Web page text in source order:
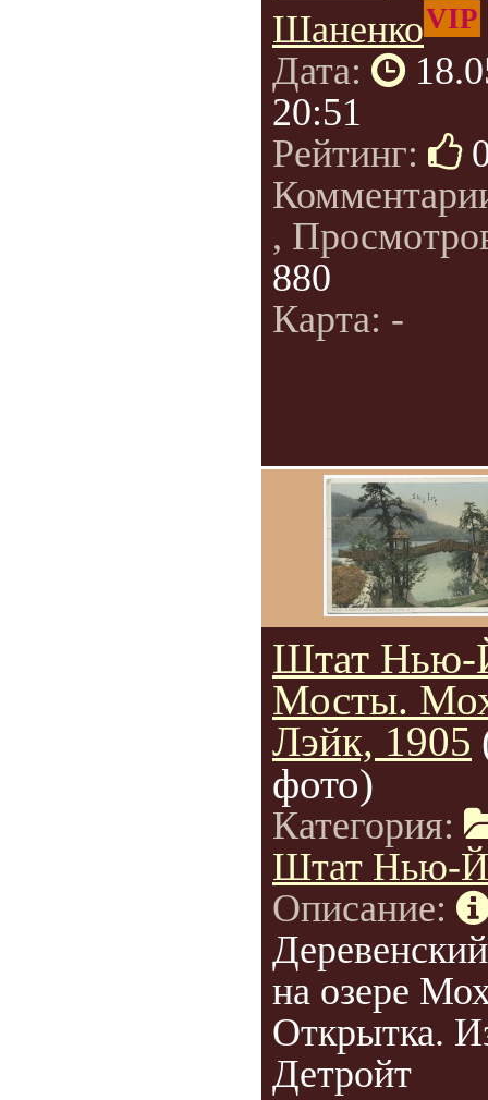
ШаненкоVIP
Дата:
20:51
Рейтинг:
,
880
Карта: -
Штат Нью-
Мосты.
Лэйк, 1905
фото)
Категория:
Штат Нью-
Описание:
на озере
Открытка.
Детройт